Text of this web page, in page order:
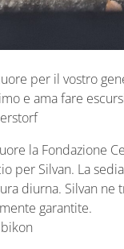
per il vostro
e ama fare
la Fondazione
per Silvan. La
diurna. Silvan ne
garantite.